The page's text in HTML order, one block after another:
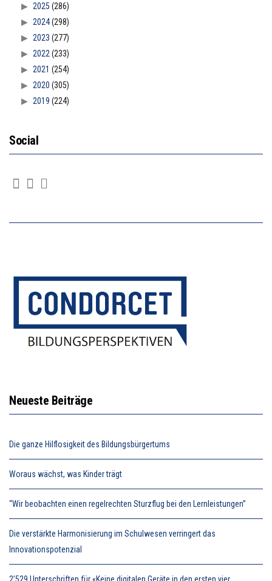
2025 (286)
2024(298)
2023 (277)
2022 (233)
2021 (254)
2020 (305)
2019 (224)
Social
Neueste Beiträge
Die ganze Hilflosigkeit des Bildungsbürgertums
Woraus wächst, was Kinder trägt
“Wir beobachten einen regelrechten Sturzflug bei den Lernleistungen”
Die verstärkte Harmonisierung im Schulwesen verringert das
Innovationspotenzial